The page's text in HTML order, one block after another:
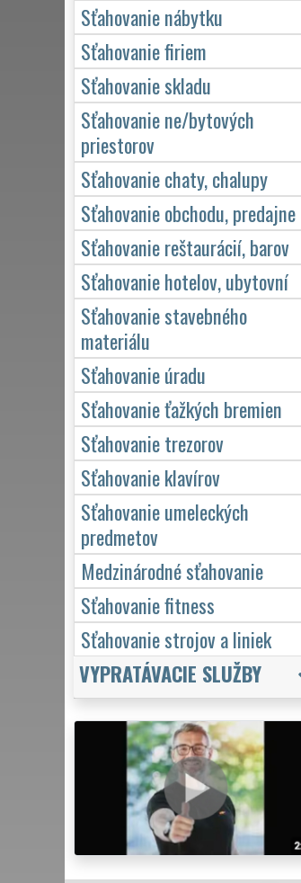
Sťahovanie nábytku
Sťahovanie firiem
Sťahovanie skladu
Sťahovanie ne/bytových
priestorov
Sťahovanie chaty, chalupy
Sťahovanie obchodu, predajne
Sťahovanie reštaurácií, barov
Sťahovanie hotelov, ubytovní
Sťahovanie stavebného
materiálu
Sťahovanie úradu
Sťahovanie ťažkých bremien
Sťahovanie trezorov
Sťahovanie klavírov
Sťahovanie umeleckých
predmetov
Medzinárodné sťahovanie
Sťahovanie fitness
Sťahovanie strojov a liniek
VYPRATÁVACIE SLUŽBY